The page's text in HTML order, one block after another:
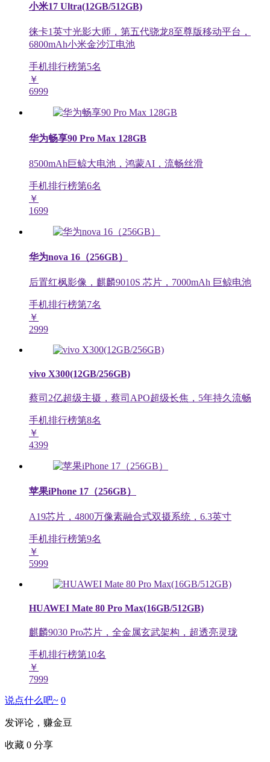
小米17 Ultra(12GB/512GB)
徕卡1英寸光影大师，第五代骁龙8至尊版移动平台，
6800mAh小米金沙江电池
手机排行榜第5名
￥
6999
华为畅享90 Pro Max 128GB
8500mAh巨鲸大电池，鸿蒙AI，流畅丝滑
手机排行榜第6名
￥
1699
华为nova 16（256GB）
后置红枫影像，麒麟9010S 芯片，7000mAh 巨鲸电池
手机排行榜第7名
￥
2999
vivo X300(12GB/256GB)
蔡司2亿超级主摄，蔡司APO超级长焦，5年持久流畅
手机排行榜第8名
￥
4399
苹果iPhone 17（256GB）
A19芯片，4800万像素融合式双摄系统，6.3英寸
手机排行榜第9名
￥
5999
HUAWEI Mate 80 Pro Max(16GB/512GB)
麒麟9030 Pro芯片，全金属玄武架构，超透亮灵珑
手机排行榜第10名
￥
7999
说点什么吧~ 0
发评论，赚金豆
收藏 0 分享